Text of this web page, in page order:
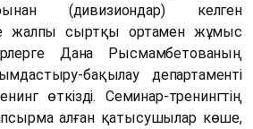
(дивизиондар) келген
жалпы сыртқы ортамен жұмыс
Дана Рысмамбетованың
бақылау департаменті
өткізді. Семинар-тренингтің
алған қатысушылар көше,